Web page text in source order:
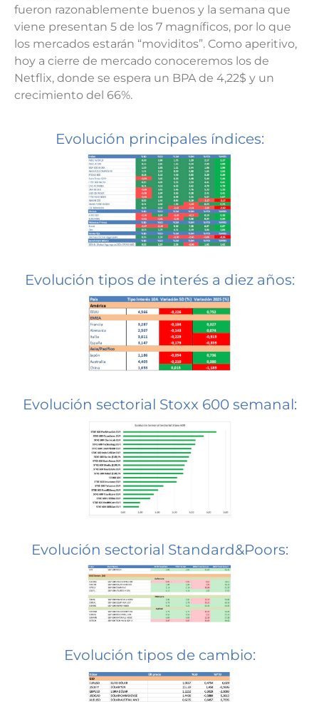
fueron razonablemente buenos y la semana que
viene presentan 5 de los 7 magníficos, por lo que
los mercados estarán “moviditos”. Como aperitivo,
hoy a cierre de mercado conoceremos los de
Netflix, donde se espera un BPA de 4,22$ y un
crecimiento del 66%.
Evolución principales índices:
Evolución tipos de interés a diez años:
Evolución sectorial Stoxx 600 semanal:
Evolución sectorial Standard&Poors:
Evolución tipos de cambio: